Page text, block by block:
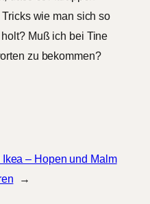
wie man sich so
Muß ich bei Tine
zu bekommen?
– Hopen und Malm
→